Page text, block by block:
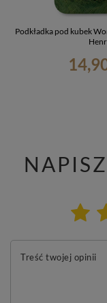
Podkładka pod kubek
Treść twojej opinii